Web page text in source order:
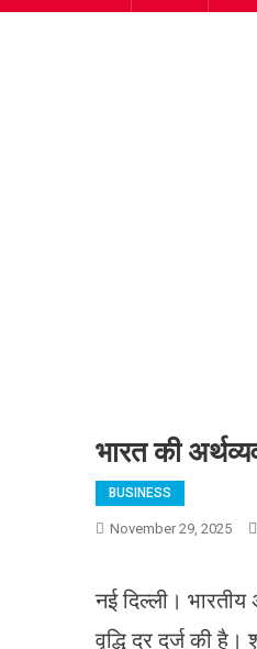
भारत की
BUSINESS
November 29, 2025
नई दिल्ली। भारतीय
वृद्धि दर दर्ज की